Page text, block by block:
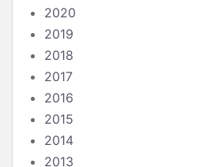
2020
2019
2018
2017
2016
2015
2014
2013